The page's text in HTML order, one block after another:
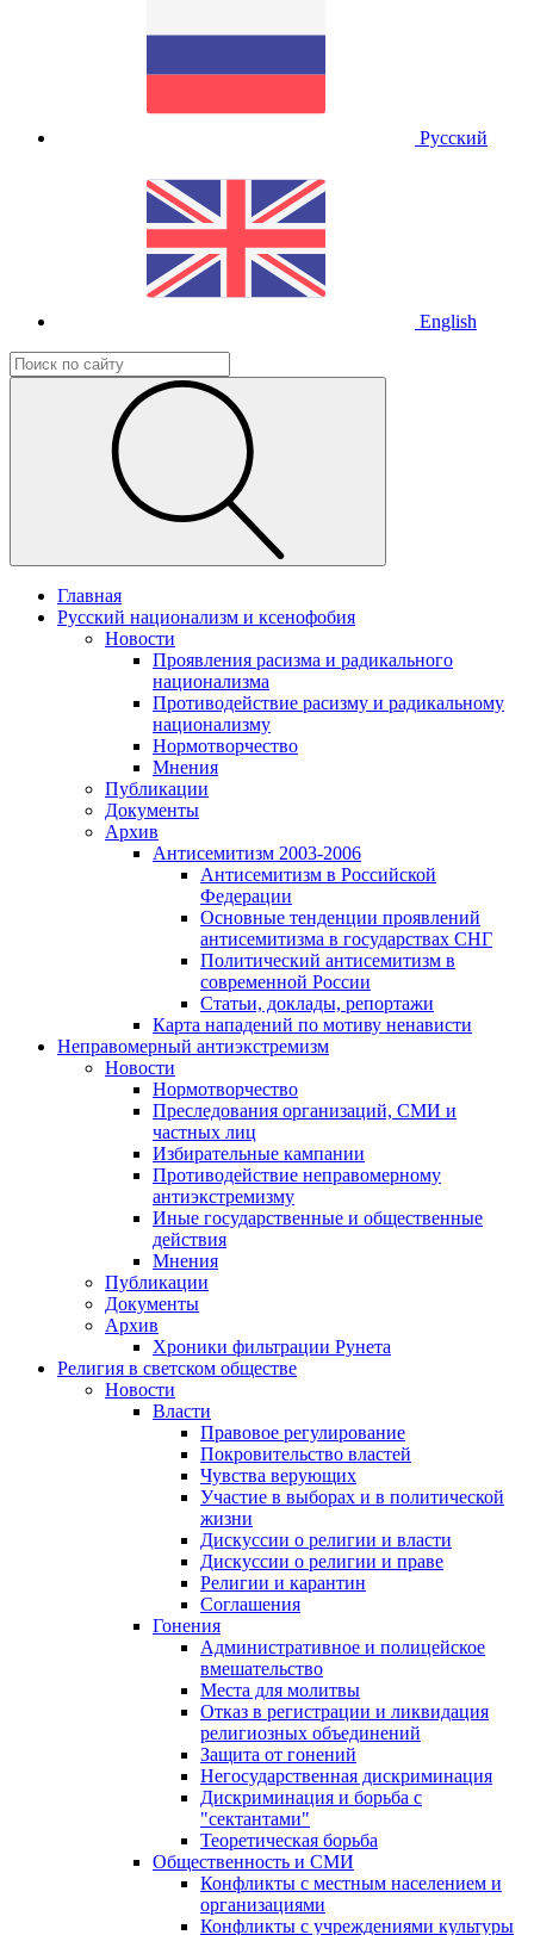
Русский
English
Главная
Русский национализм и ксенофобия
Новости
Проявления расизма и радикального
национализма
Противодействие расизму и радикальному
национализму
Нормотворчество
Мнения
Публикации
Документы
Архив
Антисемитизм 2003-2006
Антисемитизм в Российской
Федерации
Основные тенденции проявлений
антисемитизма в государствах СНГ
Политический антисемитизм в
современной России
Статьи, доклады, репортажи
Карта нападений по мотиву ненависти
Неправомерный антиэкстремизм
Новости
Нормотворчество
Преследования организаций, СМИ и
частных лиц
Избирательные кампании
Противодействие неправомерному
антиэкстремизму
Иные государственные и общественные
действия
Мнения
Публикации
Документы
Архив
Хроники фильтрации Рунета
Религия в светском обществе
Новости
Власти
Правовое регулирование
Покровительство властей
Чувства верующих
Участие в выборах и в политической
жизни
Дискуссии о религии и власти
Дискуссии о религии и праве
Религии и карантин
Соглашения
Гонения
Административное и полицейское
вмешательство
Места для молитвы
Отказ в регистрации и ликвидация
религиозных объединений
Защита от гонений
Негосударственная дискриминация
Дискриминация и борьба с
"сектантами"
Теоретическая борьба
Общественность и СМИ
Конфликты с местным населением и
организациями
Конфликты с учреждениями культуры